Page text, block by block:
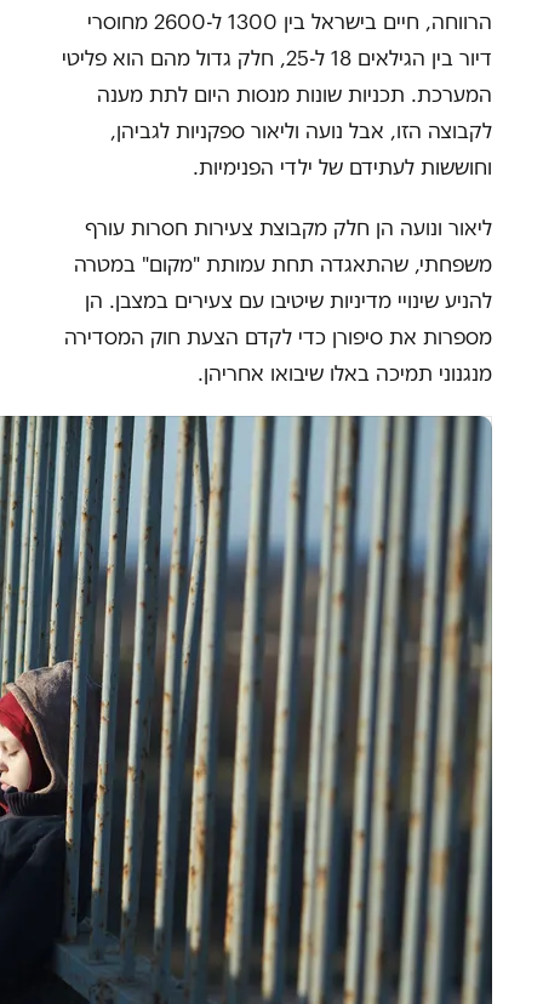
הרווחה, חיים בישראל בין 1300 ל-2600 מחוסרי
דיור בין הגילאים 18 ל-25, חלק גדול מהם הוא פליטי
המערכת. תכניות שונות מנסות היום לתת מענה
לקבוצה הזו, אבל נועה וליאור ספקניות לגביהן,
וחוששות לעתידם של ילדי הפנימיות.
ליאור ונועה הן חלק מקבוצת צעירות חסרות עורף
משפחתי, שהתאגדה תחת עמותת "מקום" במטרה
להניע שינויי מדיניות שיטיבו עם צעירים במצבן. הן
מספרות את סיפורן כדי לקדם הצעת חוק המסדירה
מנגנוני תמיכה באלו שיבואו אחריהן.